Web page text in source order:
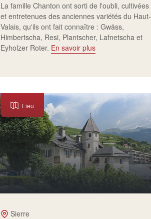
La famille Chanton ont sorti de l'oubli, cultivées
et entretenues des anciennes variétés du Haut-
Valais, qu'ils ont fait connaître : Gwäss,
Himbertscha, Resi, Plantscher, Lafnetscha et
Eyholzer Roter. En savoir plus
Lieu
Sierre